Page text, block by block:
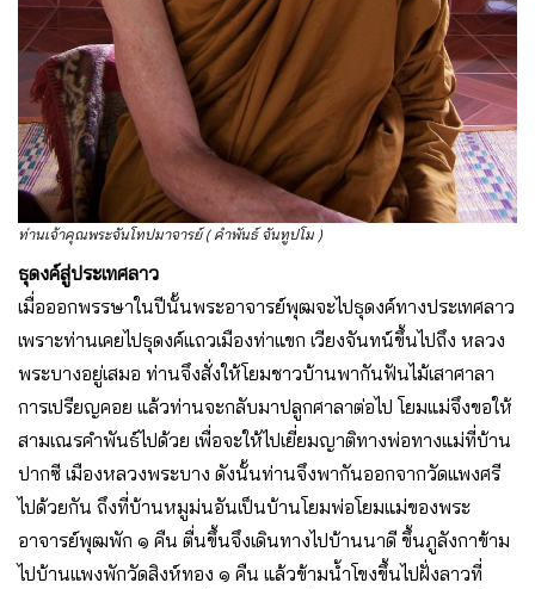
ท่านเจ้าคุณพระจันโทปมาจารย์ ( คำพันธ์ จันทูปโม )
ธุดงค์สู่ประเทศลาว
เมื่อออกพรรษาในปีนั้นพระอาจารย์พุฒจะไปธุดงค์ทางประเทศลาว
เพราะท่านเคยไปธุดงค์แถวเมืองท่าแขก เวียงจันทน์ขึ้นไปถึง หลวง
พระบางอยู่เสมอ ท่านจึงสั่งให้โยมชาวบ้านพากันฟันไม้เสาศาลา
การเปรียญคอย แล้วท่านจะกลับมาปลูกศาลาต่อไป โยมแม่จึงขอให้
สามเณรคำพันธ์ไปด้วย เพื่อจะให้ไปเยี่ยมญาติทางพ่อทางแม่ที่บ้าน
ปากซี เมืองหลวงพระบาง ดังนั้นท่านจึงพากันออกจากวัดแพงศรี
ไปด้วยกัน ถึงที่บ้านหมูม่นอันเป็นบ้านโยมพ่อโยมแม่ของพระ
อาจารย์พุฒพัก ๑ คืน ตื่นขึ้นจึงเดินทางไปบ้านนาดี ขึ้นภูลังกาข้าม
ไปบ้านแพงพักวัดสิงห์ทอง ๑ คืน แล้วข้ามน้ำโขงขึ้นไปฝั่งลาวที่